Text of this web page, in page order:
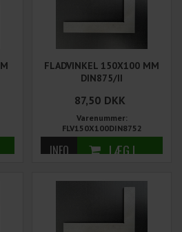
FLADVINKEL 150X100 MM
DIN875/II
87,50 DKK
Varenummer:
FLV150X100DIN8752